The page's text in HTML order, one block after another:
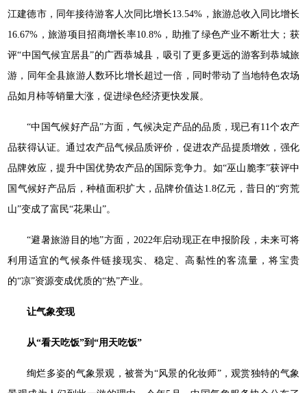
江建德市，同年接待游客人次同比增长13.54%，旅游总收入同比增长
16.67%，旅游项目招商增长率10.8%，助推了绿色产业不断壮大；获
评“中国气候宜居县”的广西恭城县，吸引了更多更远的游客到恭城旅
游，同年全县旅游人数环比增长超过一倍，同时带动了当地特色农场
品如月柿等销量大涨，促进绿色经济更快发展。
“中国气候好产品”方面，气候决定产品的品质，现已有11个农产
品获得认证。通过农产品气候品质评价，促进农产品提质增效，强化
品牌效应，提升中国优势农产品的国际竞争力。如“巫山脆李”获评中
国气候好产品后，种植面积扩大，品牌价值达1.8亿元，昔日的“穷荒
山”变成了富民“花果山”。
“避暑旅游目的地”方面，2022年启动现正在申报阶段，未来可将
利用适宜的气候条件链接现实、稳定、高黏性的客流量，将宝贵
的“凉”资源变成优质的“热”产业。
让气象变现
从“看天吃饭”到“用天吃饭”
绚烂多姿的气象景观，被誉为“风景的化妆师”，观赏独特的气象